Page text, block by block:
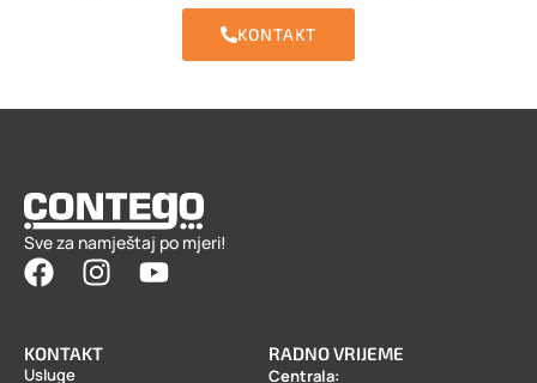
KONTAKT
Sve za namještaj po mjeri!
KONTAKT
Usluge
RADNO VRIJEME
Centrala: